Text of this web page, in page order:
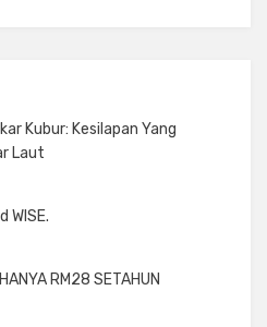
Kubur: Kesilapan Yang
Laut
WISE.
RM28 SETAHUN